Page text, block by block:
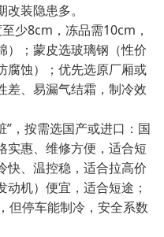
装隐患多。
少8cm，冻品需10cm，
）；蒙皮选玻璃钢（性价
腐蚀）；优先选原厂厢或
差、易漏气结霜，制冷效
”，按需选国产或进口：国
实惠、维修方便，适合短
快、温控稳，适合拉高价
机）便宜，适合短途；
但停车能制冷，安全系数